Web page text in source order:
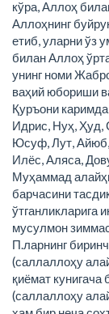
кўра, Аллоҳ
Аллоҳнинг
етиб, уларни ўз
билан Аллоҳ
унинг номи
ваҳий юбориши
Қуръони
Идрис, Нуҳ,
Юсуф, Лут,
Илёс, Аляса,
Муҳаммад
барчасини
ўтганликларига
мусулмон
П.ларнинг
(саллаллоҳу
қиёмат
(саллаллоҳу